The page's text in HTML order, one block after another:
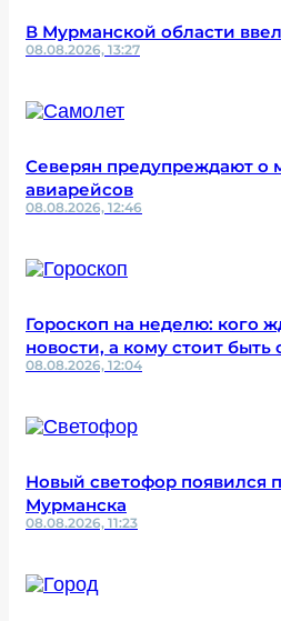
В Мурманской области
08.08.2026, 13:27
Северян предупреждают о
авиарейсов
08.08.2026, 12:46
Гороскоп на неделю: кого
новости, а кому стоит быть
08.08.2026, 12:04
Новый светофор появился
Мурманска
08.08.2026, 11:23